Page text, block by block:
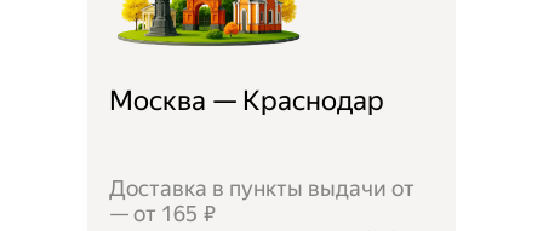
Москва — Краснодар
Доставка в пункты выдачи от
— от 165 ₽